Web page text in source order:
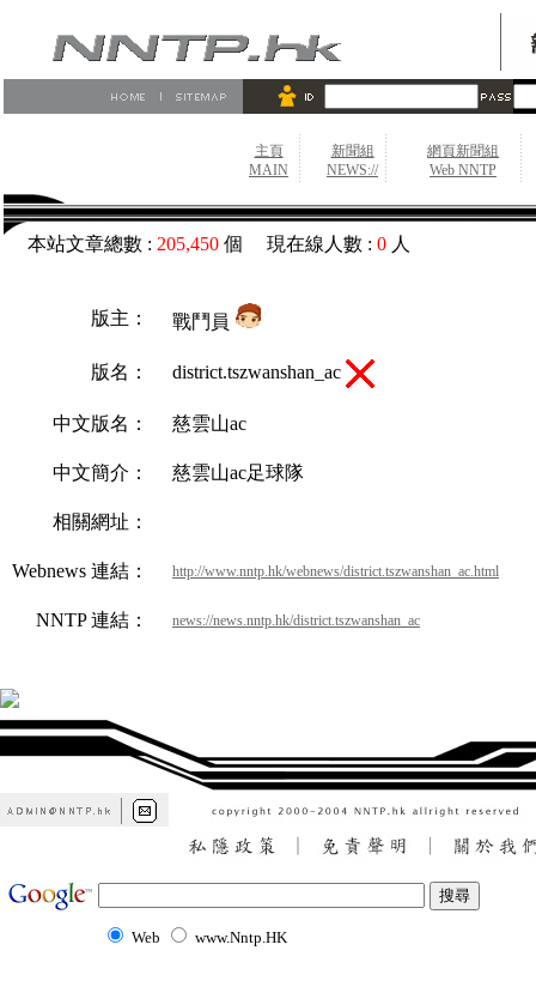
主頁
MAIN
新聞組
NEWS://
網頁新聞組
Web NNTP
本站文章總數 : 205,450 個 現在線人數 : 0 人
版主： 戰鬥員
版名： district.tszwanshan_ac
中文版名： 慈雲山ac
中文簡介： 慈雲山ac足球隊
相關網址：
Webnews 連結： http://www.nntp.hk/webnews/district.tszwanshan_ac.html
NNTP 連結： news://news.nntp.hk/district.tszwanshan_ac
Web www.Nntp.HK